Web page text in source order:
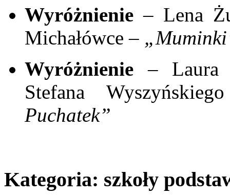
Wyróżnienie – Lena
Michałówce –
Wyróżnienie – Laura
Stefana
Puchatek”
Kategoria: szkoły